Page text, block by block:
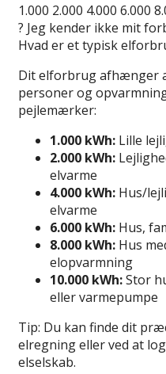
1.000 2.000 4.000 6.000
? Jeg kender ikke mit
Hvad er et typisk
Dit elforbrug afhænger
personer og
pejlemærker:
1.000 kWh: Lille
2.000 kWh:
elvarme
4.000 kWh: Hus/
elvarme
6.000 kWh: Hus,
8.000 kWh: Hus
elopvarmning
10.000 kWh:Stor
eller varmepumpe
Tip: Du kan finde dit
elregning eller ved at
elselskab.